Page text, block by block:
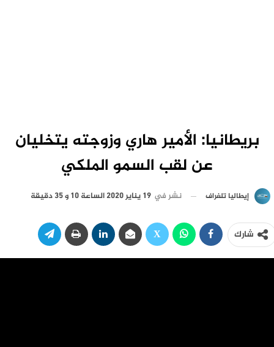
بريطانيا: الأمير هاري وزوجته يتخليان
عن لقب السمو الملكي
إيطاليا تلغراف نشر في 19 يناير 2020 الساعة 10 و 35 دقيقة
شارك